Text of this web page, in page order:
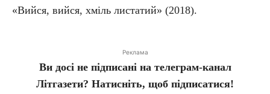
«Вийся, вийся, хміль листатий» (2018).
Реклама
Ви досі не підписані на телеграм-канал
Літгазети? Натисніть, щоб підписатися!